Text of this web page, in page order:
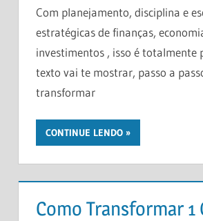
Com planejamento, disciplina e
estratégicas de finanças,
investimentos , isso é totalmente
texto vai te mostrar, passo a
transformar
CONTINUE LENDO
Como Transformar 1